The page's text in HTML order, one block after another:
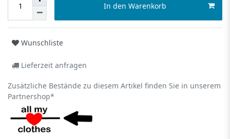
In den Warenkorb
Wunschliste
Lieferzeit anfragen
Zusätzliche Bestände zu diesem Artikel finden Sie in unserem
Partnershop*